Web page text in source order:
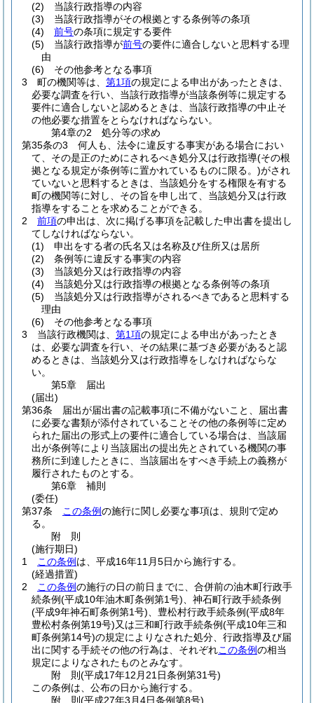
(2)
当該行政指導の内容
(3)
当該行政指導がその根拠とする条例等の条項
(4)
前号の条項に規定する要件
(5)
当該行政指導が前号の要件に適合しないと思料する理
由
(6)
その他参考となる事項
3
町の機関等は、 第1項の規定による申出があったときは、
必要な調査を行い、当該行政指導が当該条例等に規定する
要件に適合しないと認めるときは、当該行政指導の中止そ
の他必要な措置をとらなければならない。
第4章の2
処分等の求め
第35条の3
何人も、法令に違反する事実がある場合におい
て、その是正のためにされるべき処分又は行政指導(その根
拠となる規定が条例等に置かれているものに限る。)がされ
ていないと思料するときは、当該処分をする権限を有する
町の機関等に対し、その旨を申し出て、当該処分又は行政
指導をすることを求めることができる。
2
前項の申出は、次に掲げる事項を記載した申出書を提出し
てしなければならない。
(1)
申出をする者の氏名又は名称及び住所又は居所
(2)
条例等に違反する事実の内容
(3)
当該処分又は行政指導の内容
(4)
当該処分又は行政指導の根拠となる条例等の条項
(5)
当該処分又は行政指導がされるべきであると思料する
理由
(6)
その他参考となる事項
3
当該行政機関は、 第1項の規定による申出があったとき
は、必要な調査を行い、その結果に基づき必要があると認
めるときは、当該処分又は行政指導をしなければならな
い。
第5章
届出
(届出)
第36条
届出が届出書の記載事項に不備がないこと、届出書
に必要な書類が添付されていることその他の条例等に定め
られた届出の形式上の要件に適合している場合は、当該届
出が条例等により当該届出の提出先とされている機関の事
務所に到達したときに、当該届出をすべき手続上の義務が
履行されたものとする。
第6章
補則
(委任)
第37条
この条例の施行に関し必要な事項は、規則で定め
る。
附 則
(施行期日)
1
この条例 は、平成16年11月5日から施行する。
(経過措置)
2
この条例の施行の日の前日までに、合併前の油木町行政手
続条例(平成10年油木町条例第1号) 、神石町行政手続条例
(平成9年神石町条例第1号) 、豊松村行政手続条例(平成8年
豊松村条例第19号)又は三和町行政手続条例(平成10年三和
町条例第14号)の規定によりなされた処分、行政指導及び届
出に関する手続その他の行為は、それぞれこの条例の相当
規定によりなされたものとみなす。
附 則(平成17年12月21日条例第31号)
この条例は、公布の日から施行する。
附 則(平成27年3月4日条例第8号)